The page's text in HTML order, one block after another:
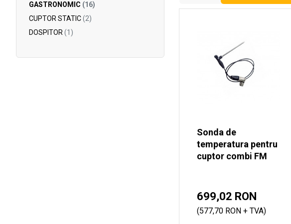
GASTRONOMIC (16)
CUPTOR STATIC(2)
DOSPITOR (1)
Sonda de
temperatura pentru
cuptor combi FM
699,02 RON
(577,70 RON + TVA)